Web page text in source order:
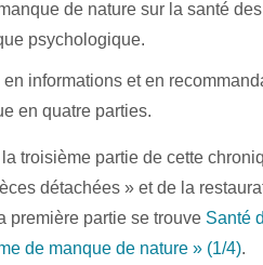
de nature sur la santé
psychologique.
informations et en
en quatre parties.
troisième partie de cette
détachées » et de la
première partie se trouve Santé
de manque de nature » (1/4).